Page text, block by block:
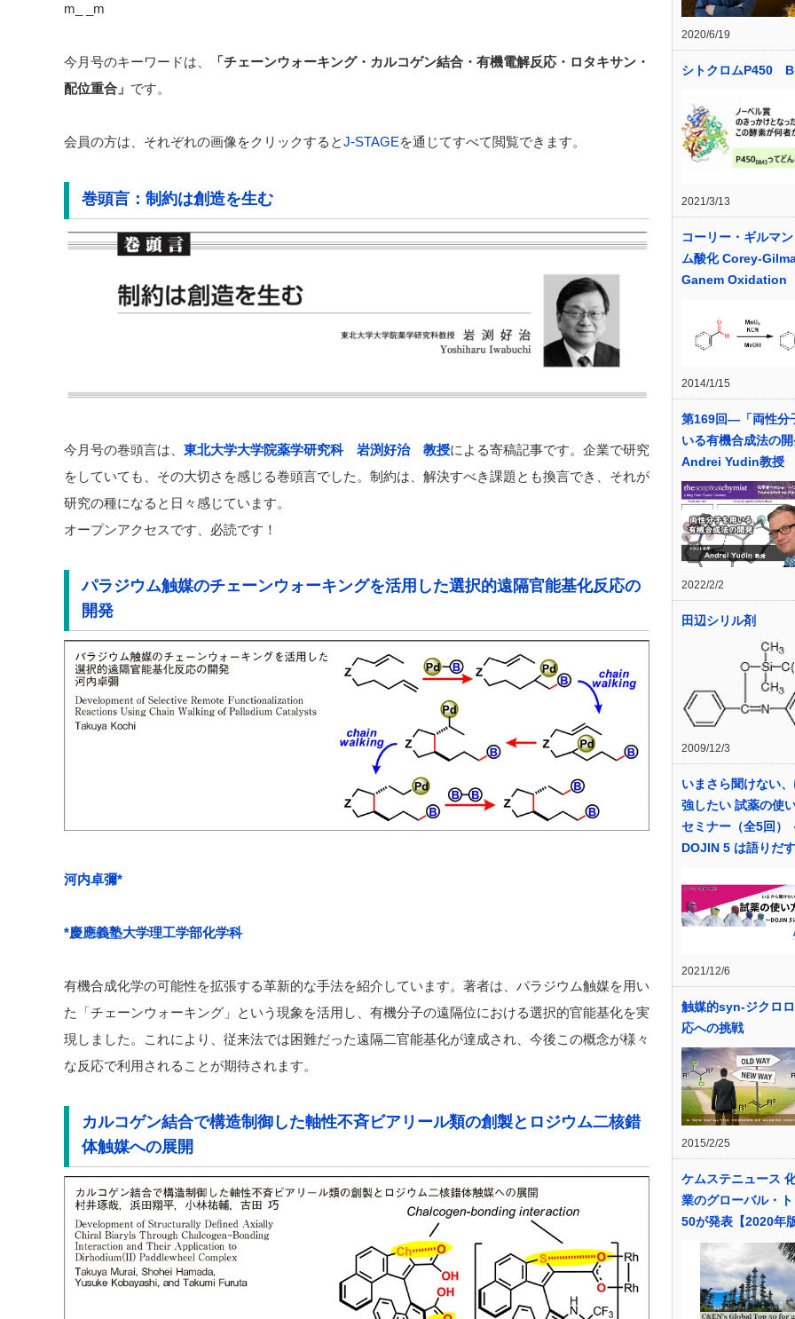
m_ _m
今月号のキーワードは、
「チェーンウォーキング・カルコゲン結合・有機電解反応・ロタキサン・
配位重合」 です。
会員の方は、それぞれの画像をクリックするとJ-STAGEを通じてすべて閲覧できます。
巻頭言：制約は創造を生む
今月号の巻頭言は、 東北大学大学院薬学研究科 岩渕好治 教授による寄稿記事です。企業で研究
をしていても、その大切さを感じる巻頭言でした。制約は、解決すべき課題とも換言でき、それが
研究の種になると日々感じています。
オープンアクセスです、必読です！
パラジウム触媒のチェーンウォーキングを活用した選択的遠隔官能基化反応の
開発
河内卓彌*
*慶應義塾大学理工学部化学科
有機合成化学の可能性を拡張する革新的な手法を紹介しています。著者は、パラジウム触媒を用い
た「チェーンウォーキング」という現象を活用し、有機分子の遠隔位における選択的官能基化を実
現しました。これにより、従来法では困難だった遠隔二官能基化が達成され、今後この概念が様々
な反応で利用されることが期待されます。
カルコゲン結合で構造制御した軸性不斉ビアリール類の創製とロジウム二核錯
体触媒への展開
2020/6/19
シトクロムP450
2021/3/13
コーリー・ギルマ
ム酸化 Corey-
Ganem Oxidation
2014/1/15
第169回―「両性分
いる有機合成法の
Andrei Yudin教授
2022/2/2
田辺シリル剤
2009/12/3
いまさら聞けない
強したい 試薬の
セミナー（全5回）
DOJIN 5 は語りだ
2021/12/6
触媒的syn-ジクロ
応への挑戦
2015/2/25
ケムステニュース
業のグローバル・
50が発表【2020年